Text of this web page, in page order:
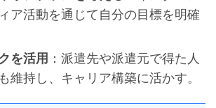
ア活動を通じて自分の目標を明確
を活用 ：派遣先や派遣元で得た人
維持し、キャリア構築に活かす。